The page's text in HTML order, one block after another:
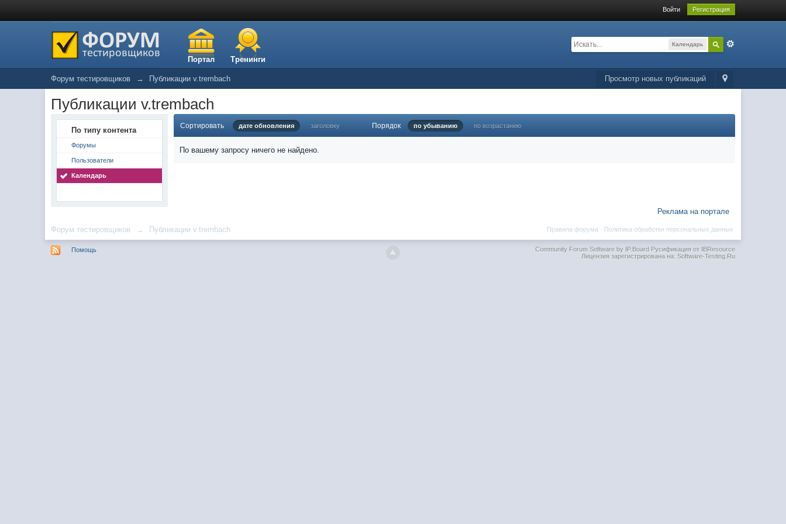
Войти Регистрация
Портал Тренинги
Календарь
Просмотр новых публикаций
Форум тестировщиков → Публикации v.trembach
Публикации v.trembach
По типу контента
Форумы
Пользователи
Календарь
Сортировать дате обновления заголовку Порядок по убыванию по возрастанию
По вашему запросу ничего не найдено.
Реклама на портале
Форум тестировщиков → Публикации v.trembach Политика обработки персональных данных
Правила форума ·
Помощь Community Forum Software by IP.BoardРусификация от IBResource
Лицензия зарегистрирована на: Software-Testing.Ru